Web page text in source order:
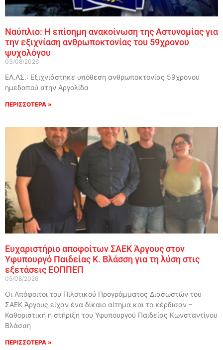
Ναύπλιο: Η επίσημη ανακοίνωση της Αστυνομίας για
την εξιχνίαση ανθρωποκτονίας του 59χρονου
ψυχολόγου
03/08/2026
ΕΛ.ΑΣ.: Εξιχνιάστηκε υπόθεση ανθρωποκτονίας 59χρονου
ημεδαπού στην Αργολίδα
ΠΕΡΙΣΣΟΤΕΡΑ »
Ευχαριστήριο αποφοίτων ΣΑΕΚ Άργους στον
Υφυπουργό Παιδείας Κ. Βλάσση για τη λύση στις
εξετάσεις ΕΟΠΠΕΠ
05/08/2026
Οι Απόφοιτοι του Πιλοτικού Προγράμματος Διασωστών του
ΣΑΕΚ Άργους είχαν ένα δίκαιο αίτημα και το κέρδισαν –
Καθοριστική η στήριξη του Υφυπουργού Παιδείας Κωνσταντίνου
Βλάσση
ΠΕΡΙΣΣΟΤΕΡΑ »